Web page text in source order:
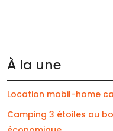
À la une
Location mobil-home
Camping 3 étoiles au